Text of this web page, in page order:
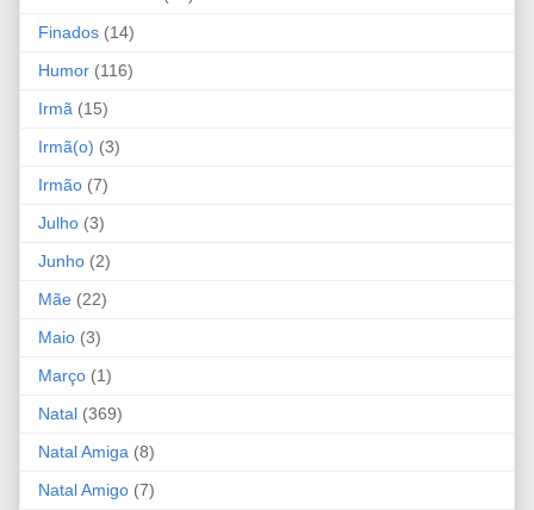
Finados (14)
Humor (116)
Irmã (15)
Irmã(o) (3)
Irmão (7)
Julho (3)
Junho (2)
Mãe (22)
Maio (3)
Março (1)
Natal (369)
Natal Amiga (8)
Natal Amigo (7)